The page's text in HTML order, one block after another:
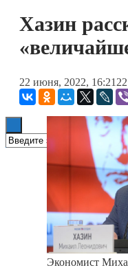
Книги
Хазин
22 июня, 2022, 16:21
Экономист